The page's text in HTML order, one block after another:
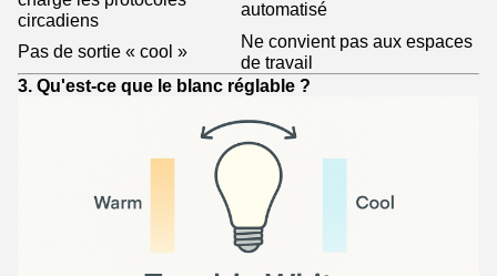
circadiens
automatisé
Pas de sortie « cool »
Ne convient pas aux espaces
de travail
3. Qu'est-ce que le blanc réglable ?